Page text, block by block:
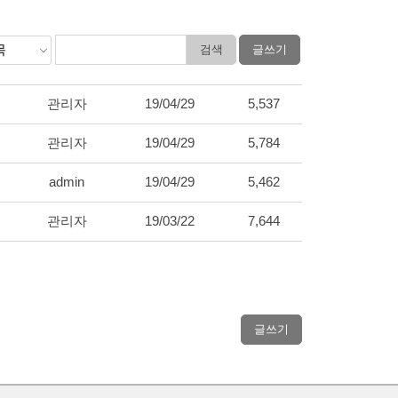
관리자 19/04/29 5,537
관리자 19/04/29 5,784
admin 19/04/29 5,462
관리자 19/03/22 7,644